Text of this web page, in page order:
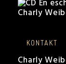
KONTAKT
Charly